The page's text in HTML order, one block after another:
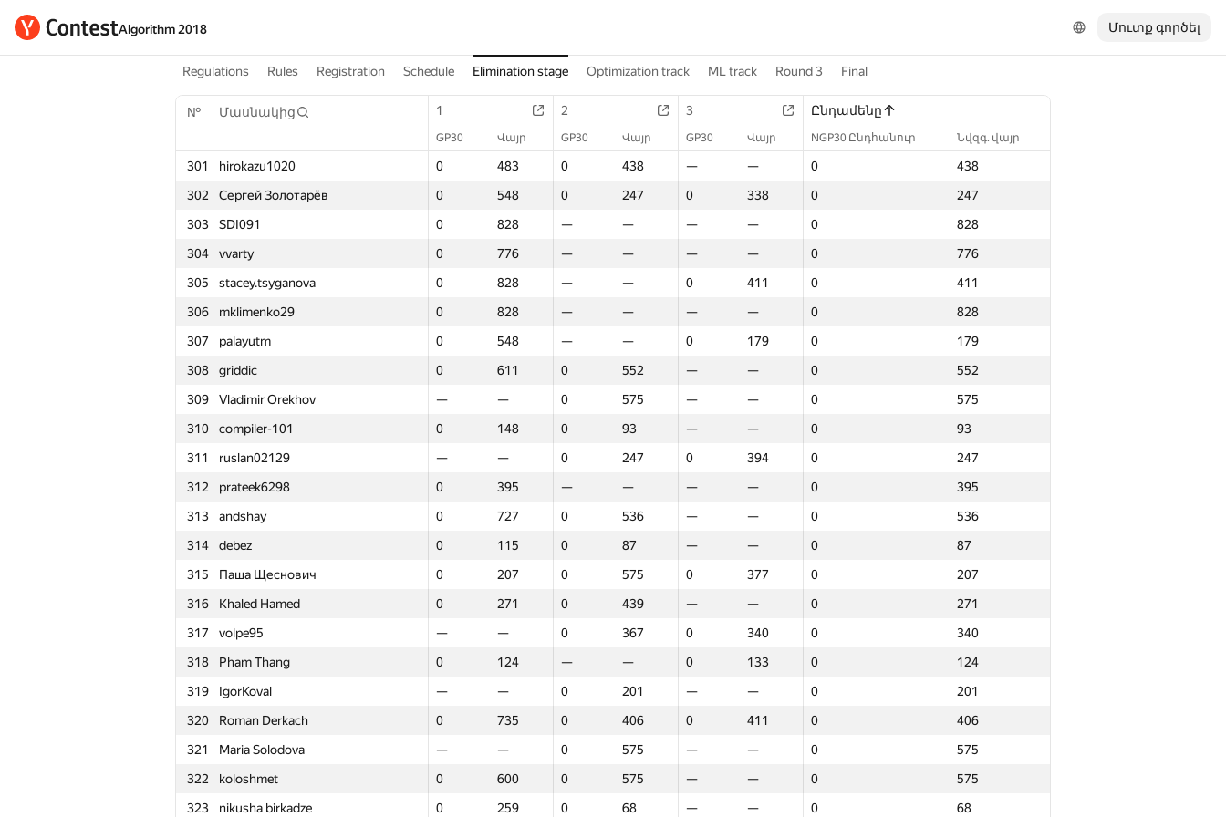
Algorithm 2018 Մուտք գործել
Regulations Rules Registration Schedule Elimination stage Optimization track ML track Round 3 Final
№ Մասնակից 1 2 3 Ընդամենը
GP30 Վայր GP30 Վայր GP30 Վայր NGP30 Ընդհանուր Նվզգ. վայր
301 hirokazu1020 0 483 0 438 — — 0
438
302
Сергей Золотарёв 0 548 0 247 0 338 0
247
303
SDI091 0 828 — — — — 0
828
304
vvarty 0 776 — — — — 0
776
305
stacey.tsyganova 0 828 — — 0 411 0
411
306
mklimenko29 0 828 — — — — 0
828
307
palayutm 0 548 — — 0 179 0
179
308
griddic 0 611 0 552 — — 0
552
309
Vladimir Orekhov — — 0 575 — — 0
575
310
compiler-101 0 148 0 93 — — 0
93
311
ruslan02129 — — 0 247 0 394 0
247
312
prateek6298 0 395 — — — — 0
395
313
andshay 0 727 0 536 — — 0
536
314
debez 0 115 0 87 — — 0
87
315
Паша Щеснович 0 207 0 575 0 377 0
207
316
Khaled Hamed 0 271 0 439 — — 0
271
317
volpe95 — — 0 367 0 340 0
340
318
Pham Thang 0 124 — — 0 133 0
124
319
IgorKoval — — 0 201 — — 0
201
320
Roman Derkach 0 735 0 406 0 411 0
406
321
Maria Solodova — — 0 575 — — 0
575
322
koloshmet 0 600 0 575 — — 0
575
323
nikusha birkadze 0 259 0 68 — — 0
68
№ Մասնակից 1 2 Ընդամենը
GP30 Վայր GP30 Վայր NGP30 Ընդհանուր Նվզգ. վայր